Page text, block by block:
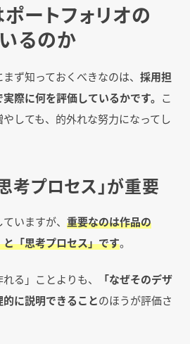
りも「カルチャーフィット」
の会社なのかを語れる
ートフォリオの
いるのか
ず知っておくべきなのは、 採用担
際に何を評価しているかです。 こ
しても、的外れな努力になってし
考プロセス」が重要
いますが、 重要なのは作品の
「思考プロセス」です。
る」ことよりも、
「なぜそのデザ
に説明できることのほうが評価さ